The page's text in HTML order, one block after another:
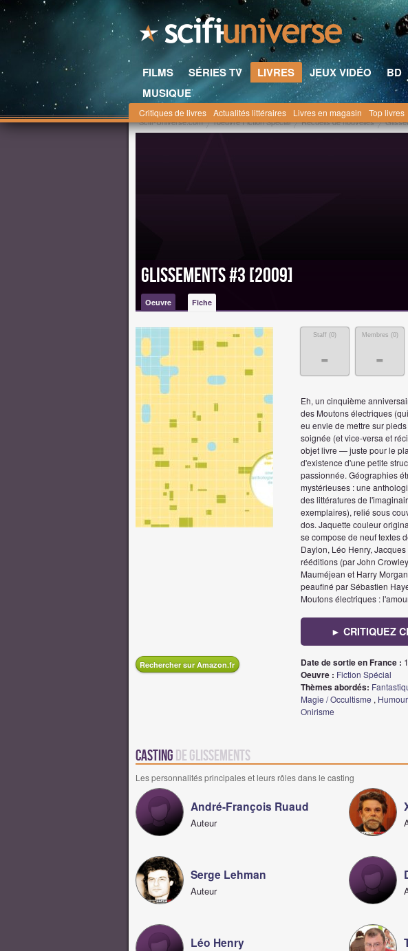
FILMS SÉRIES TV LIVRES JEUX VIDÉO BD
MUSIQUE
Critiques de livres Actualités littéraires Livres en magasin Top livres
Scifi-Universe.com l'oeuvre Fiction Spécial Recueils de nouvelles
Glissements #3 [2009]
Oeuvre Fiche
Staff (0)
-
Membres (0)
-
Eh, un cinquième
des Moutons électriques
eu envie de mettre sur
soignée (et vice-versa et
objet livre — juste pour le
d'existence d'une petite
passionnée. Géographies
mystérieuses : une
des littératures de
exemplaires), relié sous
dos. Jaquette couleur
se compose de neuf textes
Daylon, Léo Henry,
rééditions (par John
Mauméjean et Harry
peaufiné par Sébastien
Moutons électriques :
► CRITIQUEZ
Rechercher sur Amazon.fr Date de sortie en France :
Oeuvre : Fiction Spécial
Thèmes abordés:
Magie / Occultisme , Humour
Onirisme
Casting de Glissements
Les personnalités principales et leurs rôles dans le casting
André-François Ruaud
Auteur
Serge Lehman
Auteur
Léo Henry